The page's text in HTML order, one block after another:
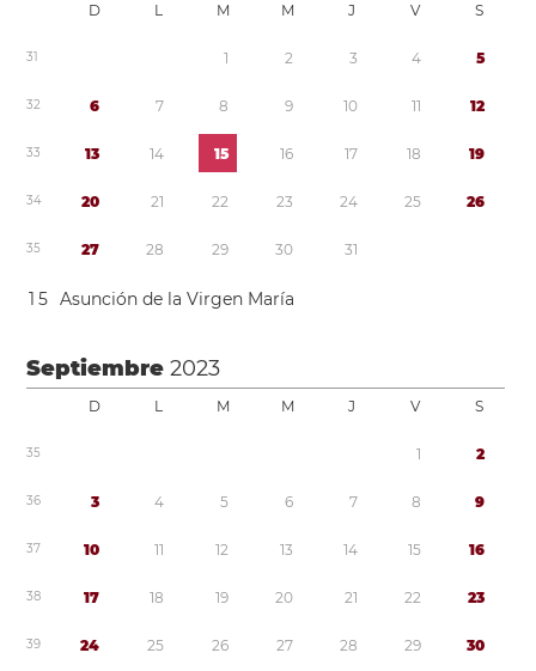
D L M M J V S
31 1 2 3 4 5
32 6 7 8 9 10 11 12
33 13 14 15 16 17 18 19
34 20 21 22 23 24 25 26
35 27 28 29 30 31
1 5 Asunción de la Virgen María
Septiembre2023
D L M M J V S
35 1 2
36 3 4 5 6 7 8 9
37 10 11 12 13 14 15 16
38 17 18 19 20 21 22 23
39 24 25 26 27 28 29 30